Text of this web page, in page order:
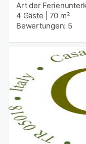
Art der
4 Gäste
70 m²
Bewertungen: 5